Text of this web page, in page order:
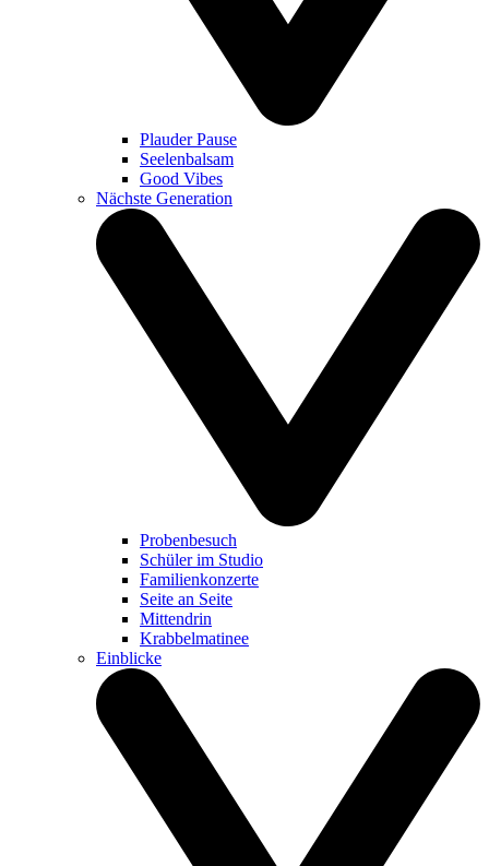
Plauder Pause
Seelenbalsam
Good Vibes
Nächste Generation
Probenbesuch
Schüler im Studio
Familienkonzerte
Seite an Seite
Mittendrin
Krabbelmatinee
Einblicke